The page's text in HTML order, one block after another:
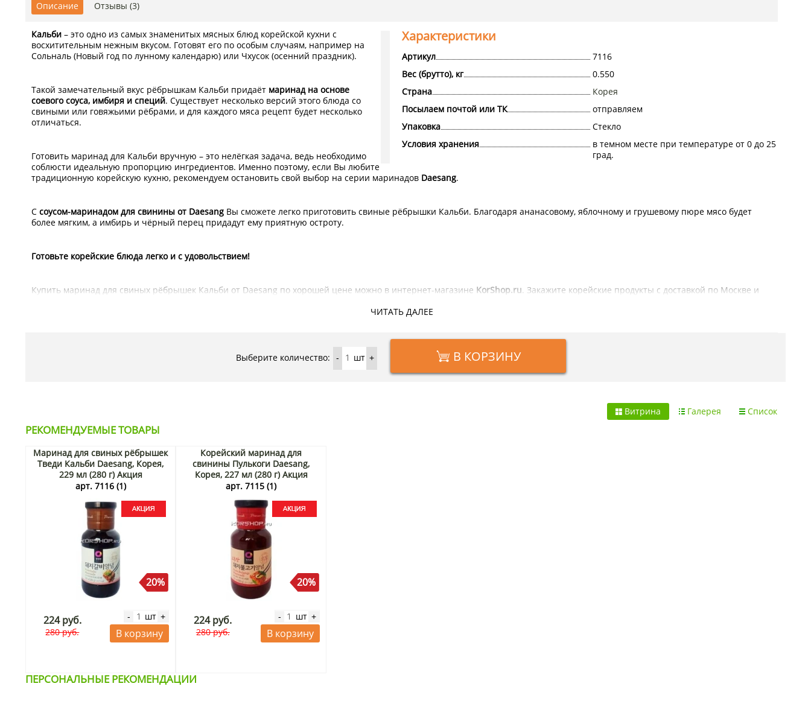
Описание Отзывы (3)
ЧИТАТЬ ДАЛЕЕ
Характеристики
Артикул
7116
Вес (брутто), кг
0.550
Страна
Корея
Посылаем почтой или ТК
отправляем
Упаковка
Стекло
Условия хранения
в темном месте при температуре от 0 до 25
град.
Кальби – это одно из самых знаменитых мясных блюд корейской кухни с
восхитительным нежным вкусом. Готовят его по особым случаям, например на
Сольналь (Новый год по лунному календарю) или Чхусок (осенний праздник).
Такой замечательный вкус рёбрышкам Кальби придаёт маринад на основе
соевого соуса, имбиря и специй. Существует несколько версий этого блюда со
свиными или говяжьими рёбрами, и для каждого мяса рецепт будет несколько
отличаться.
Готовить маринад для Кальби вручную – это нелёгкая задача, ведь необходимо
соблюсти идеальную пропорцию ингредиентов. Именно поэтому, если Вы любите
традиционную корейскую кухню, рекомендуем остановить свой выбор на серии маринадов Daesang.
С соусом-маринадом для свинины от Daesang Вы сможете легко приготовить свиные рёбрышки Кальби. Благодаря ананасовому, яблочному и грушевому пюре мясо будет
более мягким, а имбирь и чёрный перец придадут ему приятную остроту.
Готовьте корейские блюда легко и с удовольствием!
Купить маринад для свиных рёбрышек Кальби от Daesang по хорошей цене можно в интернет-магазине KorShop.ru . Закажите корейские продукты с доставкой по Москве и
Срок годности 18 месяцев. Хранить при комнатной температуре (не выше 35 градусов).
маринад для Кальби, корейские продукты, рёбрышки Кальби, соус для рёбрышек, корейские товары, соус для свинины, корейский соус
Выберите количество: - шт + В КОРЗИНУ
Список
Галерея
Витрина
РЕКОМЕНДУЕМЫЕ ТОВАРЫ
Маринад для свиных рёбрышек
Тведи Кальби Daesang, Корея,
229 мл (280 г) Акция
арт. 7116 (1)
20%
224 руб.
280 руб.
- шт +
В корзину
Корейский маринад для
свинины Пулькоги Daesang,
Корея, 227 мл (280 г) Акция
арт. 7115 (1)
20%
224 руб.
280 руб.
- шт +
В корзину
ПЕРСОНАЛЬНЫЕ РЕКОМЕНДАЦИИ